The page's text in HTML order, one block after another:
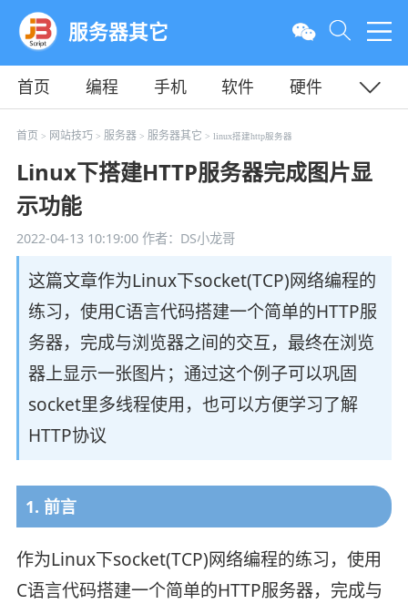
服务器其它
首页 编程 手机 软件
硬件
教程
平面 服务器
首页 > 网站技巧 > 服务器> 服务器其它 > linux搭建http服务器
Linux下搭建HTTP服务器完成图片显
示功能
2022-04-13 10:19:00作者：DS小龙哥
这篇文章作为Linux下socket(TCP)网络编程的
练习，使用C语言代码搭建一个简单的HTTP服
务器，完成与浏览器之间的交互，最终在浏览
器上显示一张图片；通过这个例子可以巩固
socket里多线程使用，也可以方便学习了解
HTTP协议
1. 前言
作为Linux下socket(TCP)网络编程的练习，使用
C语言代码搭建一个简单的HTTP服务器，完成与